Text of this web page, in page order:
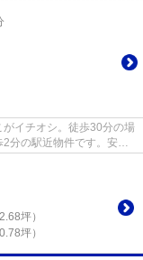
がイチオシ。徒歩30分の場
分の駅近物件です。安心
坪）
坪）